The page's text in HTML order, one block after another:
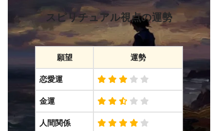
スピリチュアル視点の運勢
願望 運勢
恋愛運
金運
人間関係